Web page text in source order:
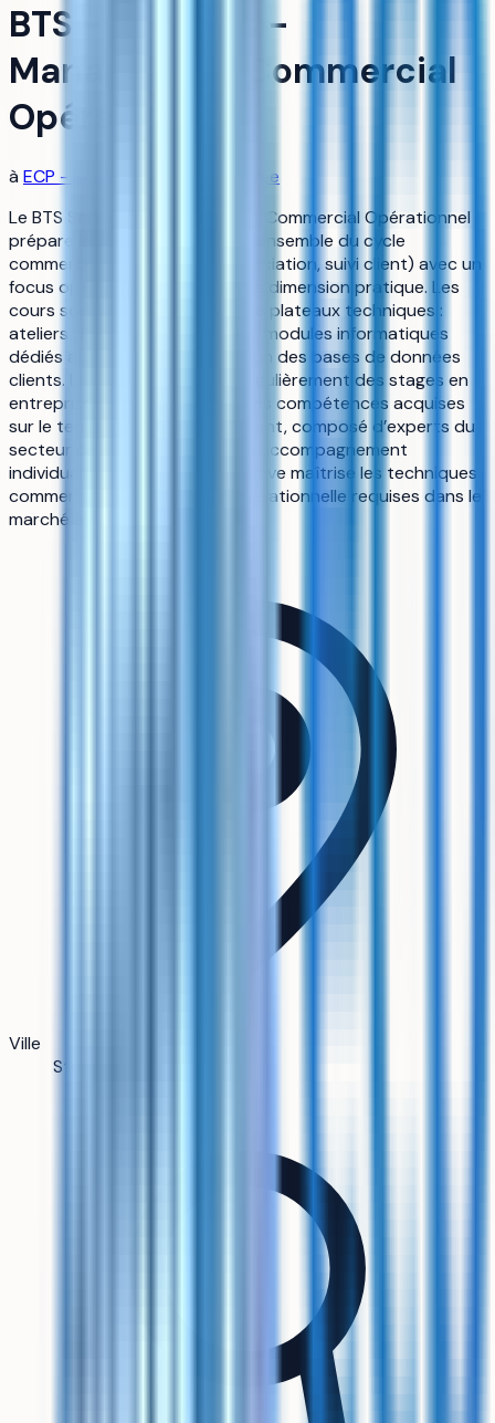
BTS - Services -
Management Commercial
Opérationnel
à ECP - Ecole Commerciale Privée
Le BTS Services – Management Commercial Opérationnel
prépare les étudiants à gérer l’ensemble du cycle
commercial (prospection, négociation, suivi client) avec un
focus opérationnel et une forte dimension pratique. Les
cours sont organisés autour de plateaux techniques :
ateliers de simulation de vente, modules informatiques
dédiés aux outils CRM et gestion des bases de données
clients. La formation intègre régulièrement des stages en
entreprise locale pour valider les compétences acquises
sur le terrain. Le corps enseignant, composé d’experts du
secteur commercial, assure un accompagnement
individualisé afin que chaque élève maîtrise les techniques
commerciales et la gestion opérationnelle requises dans le
marché alsacien et au-delà.
Ville
Strasbourg